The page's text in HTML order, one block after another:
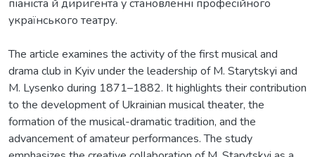
піаніста й диригента у становленні професійного
українського театру.
The article examines the activity of the first musical and
drama club in Kyiv under the leadership of M. Starytskyi and
M. Lysenko during 1871–1882. It highlights their contribution
to the development of Ukrainian musical theater, the
formation of the musical-dramatic tradition, and the
advancement of amateur performances. The study